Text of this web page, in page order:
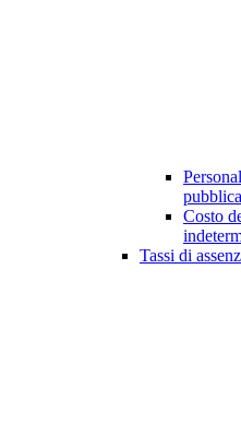
Costo
Tassi di